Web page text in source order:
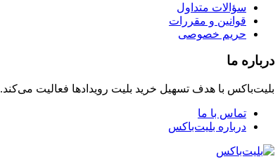
سؤالات متداول
قوانین و مقررات
حریم خصوصی
درباره ما
بلیت‌باکس با هدف تسهیل خرید بلیت رویدادها فعالیت می‌کند.
تماس با ما
درباره بلیت‌باکس